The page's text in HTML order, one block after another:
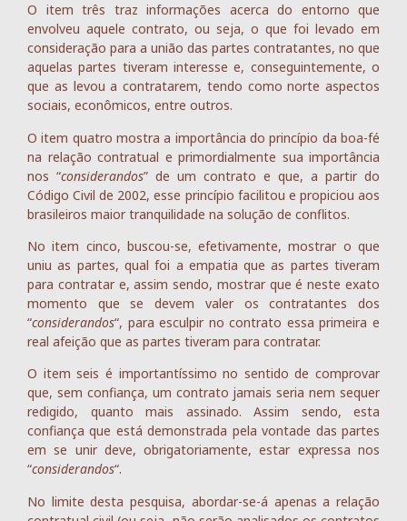
O item três traz informações acerca do entorno que
envolveu aquele contrato, ou seja, o que foi levado em
consideração para a união das partes contratantes, no que
aquelas partes tiveram interesse e, conseguintemente, o
que as levou a contratarem, tendo como norte aspectos
sociais, econômicos, entre outros.
O item quatro mostra a importância do princípio da boa-fé
na relação contratual e primordialmente sua importância
nos “considerandos” de um contrato e que, a partir do
Código Civil de 2002, esse princípio facilitou e propiciou aos
brasileiros maior tranquilidade na solução de conflitos.
No item cinco, buscou-se, efetivamente, mostrar o que
uniu as partes, qual foi a empatia que as partes tiveram
para contratar e, assim sendo, mostrar que é neste exato
momento que se devem valer os contratantes dos
“considerandos“, para esculpir no contrato essa primeira e
real afeição que as partes tiveram para contratar.
O item seis é importantíssimo no sentido de comprovar
que, sem confiança, um contrato jamais seria nem sequer
redigido, quanto mais assinado. Assim sendo, esta
confiança que está demonstrada pela vontade das partes
em se unir deve, obrigatoriamente, estar expressa nos
“considerandos“.
No limite desta pesquisa, abordar-se-á apenas a relação